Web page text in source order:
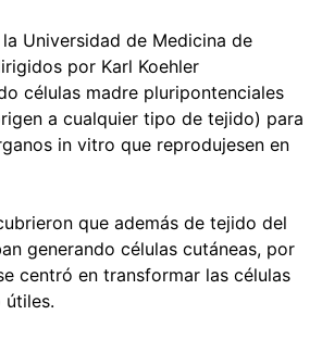
Universidad de Medicina de
por Karl Koehler
células madre pluripontenciales
a cualquier tipo de tejido) para
in vitro que reprodujesen en
que además de tejido del
generando células cutáneas, por
centró en transformar las células